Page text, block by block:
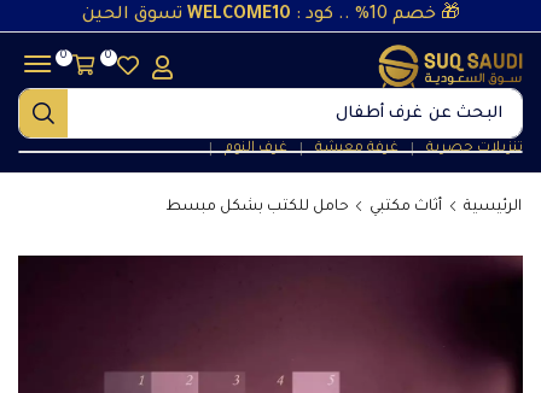
🎁 خصم 10% .. كود : WELCOME10 تسوق الحين
البحث عن غرف أطفال
تنزيلات حصرية ❘ غرفة معيشة ❘ غرف النوم ❘
0
0
الرئيسية أثاث مكتبي حامل للكتب بشكل مبسط